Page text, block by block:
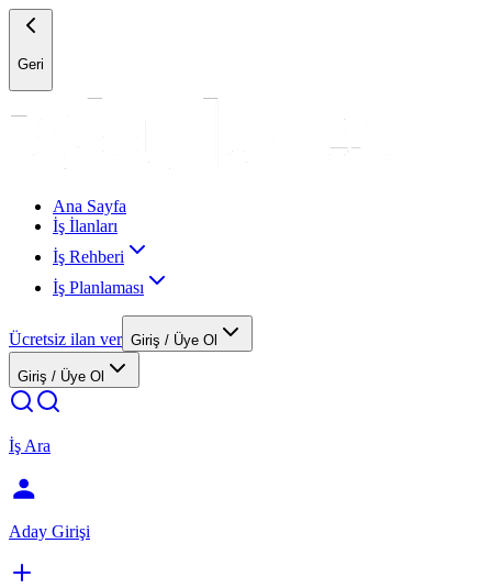
Geri
Ana Sayfa
İş İlanları
İş Rehberi
İş Planlaması
Ücretsiz ilan ver Giriş / Üye Ol
Giriş / Üye Ol
İş Ara
Aday Girişi